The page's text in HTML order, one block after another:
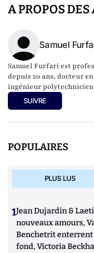
A PROPOS
Samuel
Samuel Furfari est
depuis 20 ans, docteur
ingénieur
ans haut fonctionnaire à
de la Commission
SUIVRE
POPULAIRES
PLUS LUS
1Jean Dujardin &
nouveaux amours,
Benchetrit enterrent
fond, Victoria